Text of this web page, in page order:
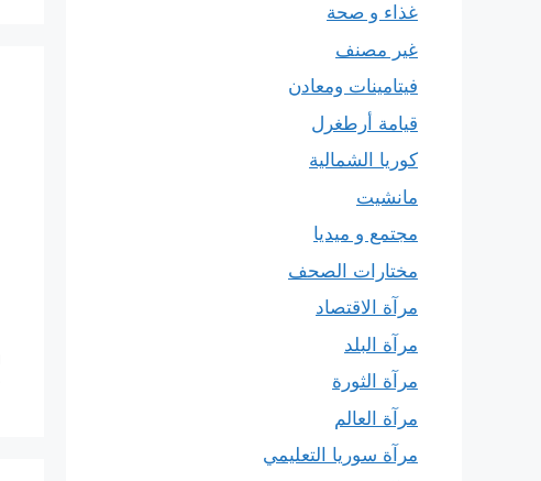
غذاء و صحة
غير مصنف
فيتامينات ومعادن
قيامة أرطغرل
كوريا الشمالية
مانشيت
مجتمع و ميديا
مختارات الصحف
مرآة الاقتصاد
مرآة البلد
مرآة الثورة
مرآة العالم
مرآة سوريا التعليمي